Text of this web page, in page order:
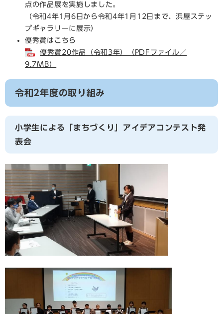
点の作品展を実施しました。
（令和4年1月6日から令和4年1月12日まで、浜屋ステッ
プギャラリーに展示）
優秀賞はこちら
優秀賞20作品（令和3年）（PDFファイル／
9.7MB）
令和2年度の取り組み
小学生による「まちづくり」アイデアコンテスト発
表会